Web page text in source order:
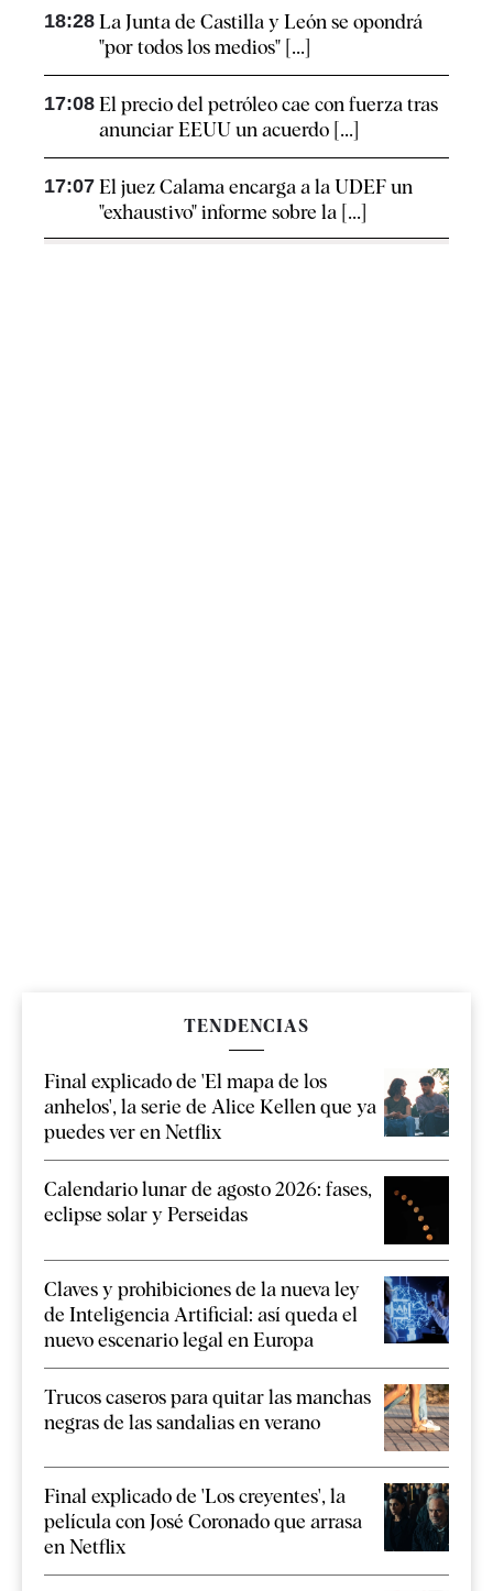
18:28 La Junta de Castilla y León se opondrá
"por todos los medios" [...]
17:08 El precio del petróleo cae con fuerza tras
anunciar EEUU un acuerdo [...]
17:07 El juez Calama encarga a la UDEF un
"exhaustivo" informe sobre la [...]
TENDENCIAS
Final explicado de 'El mapa de los
anhelos', la serie de Alice Kellen que ya
puedes ver en Netflix
Calendario lunar de agosto 2026: fases,
eclipse solar y Perseidas
Claves y prohibiciones de la nueva ley
de Inteligencia Artificial: así queda el
nuevo escenario legal en Europa
Trucos caseros para quitar las manchas
negras de las sandalias en verano
Final explicado de 'Los creyentes', la
película con José Coronado que arrasa
en Netflix